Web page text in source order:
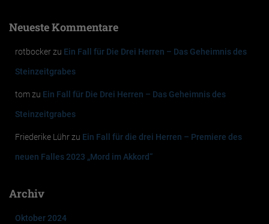
Neueste Kommentare
rotbockerzu Ein Fall für Die Drei Herren – Das Geheimnis des
Steinzeitgrabes
tomzu Ein Fall für Die Drei Herren – Das Geheimnis des
Steinzeitgrabes
Friederike Lührzu Ein Fall für die drei Herren – Premiere des
neuen Falles 2023 „Mord im Akkord“
Archiv
Oktober 2024